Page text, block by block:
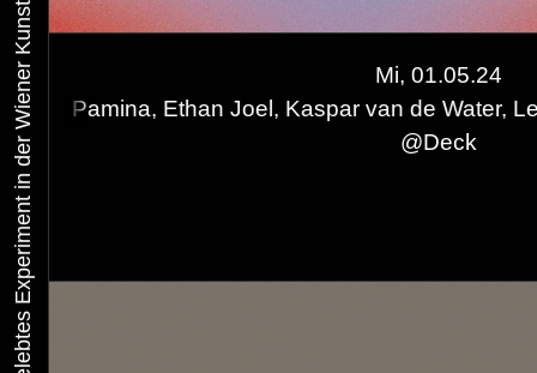
Mi, 01.05.24
Joel, Kaspar van de Water, Lenia
FLUT
@Deck